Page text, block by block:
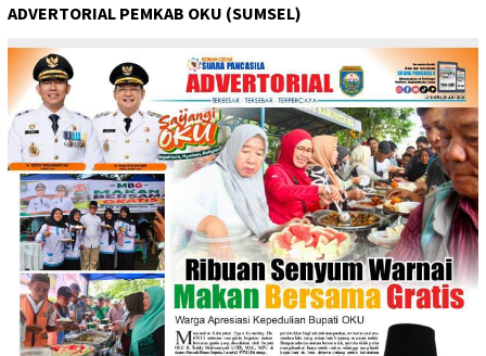
ADVERTORIAL PEMKAB OKU (SUMSEL)